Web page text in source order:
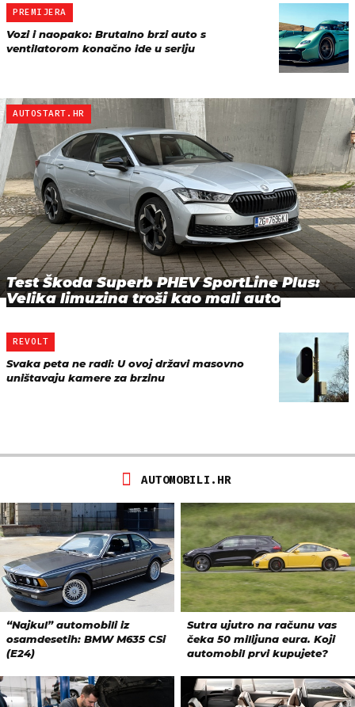
PREMIJERA
Vozi i naopako: Brutalno brzi auto s
ventilatorom konačno ide u seriju
AUTOSTART.HR
Test Škoda Superb PHEV SportLine Plus:
Velika limuzina troši kao mali auto
REVOLT
Svaka peta ne radi: U ovoj državi masovno
uništavaju kamere za brzinu